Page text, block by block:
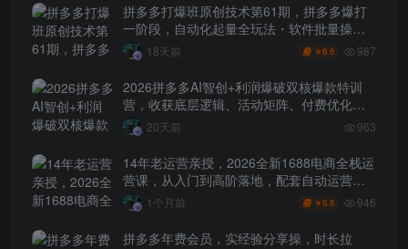
拼多多打爆班原创技术第61期，拼多多爆打
一阶段，自动化起量全玩法・软件批量操
作・投产优化・大促矩阵实战课
18天前 ￥6.6 987
2026拼多多AI智创+利润爆破双核爆款特训
营，收获底层逻辑、活动矩阵、付费优化、
0-1打爆SOP
20天前 963
14年老运营亲授，2026全新1688电商全栈运
营课，从入门到高阶落地，配套自动运营表
+工具包+直播诊断等
1个月前 ￥6.6 946
拼多多年费会员，实经验分享操，时长拉